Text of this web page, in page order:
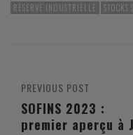
RESERVE INDUSTRIELLE
STOCKS
PREVIOUS POST
SOFINS 2023 :
premier aperçu à